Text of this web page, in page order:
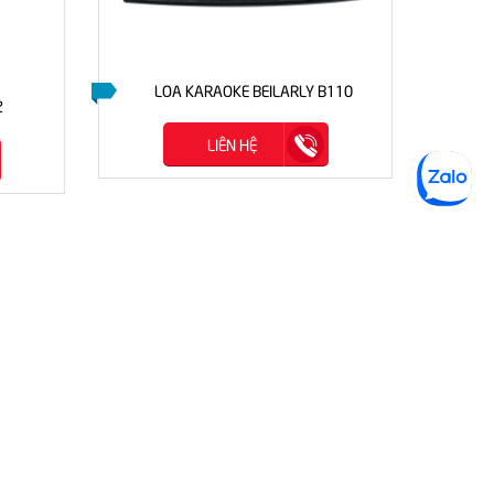
LOA KARAOKE BEILARLY B110
LIÊN HỆ